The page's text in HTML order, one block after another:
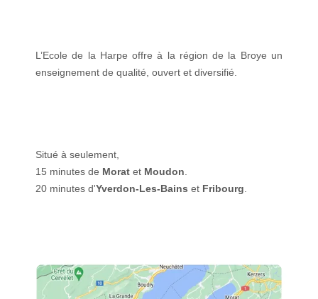
L’Ecole de la Harpe offre à la région de la Broye un
enseignement de qualité, ouvert et diversifié.
Situé à seulement,
15 minutes de Morat et Moudon
20 minutes d'Yverdon-Les-Bains et Fribourg